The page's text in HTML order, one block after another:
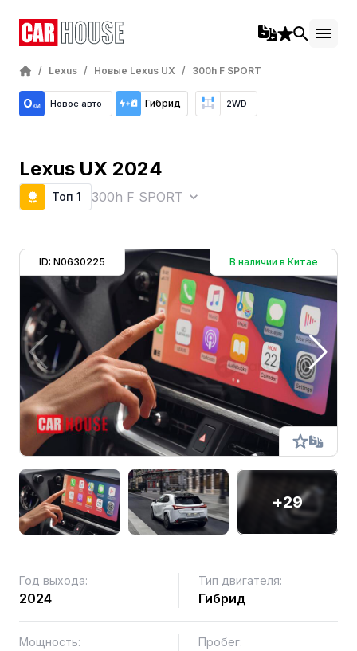
/ Lexus / Новые Lexus UX / 300h F SPORT
Новое авто Гибрид 2WD
Lexus UX 2024
Топ 1 300h F SPORT
ID: N0630225 В наличии в Китае
+29
Год выхода:
2024
Тип двигателя:
Гибрид
Мощность: Пробег: